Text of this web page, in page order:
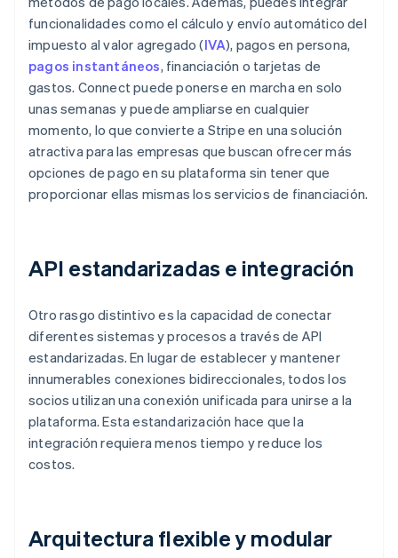
funcionalidades como el cálculo y envío automático del
impuesto al valor agregado (IVA), pagos en persona,
pagos instantáneos, financiación o tarjetas de
gastos. Connect puede ponerse en marcha en solo
unas semanas y puede ampliarse en cualquier
momento, lo que convierte a Stripe en una solución
atractiva para las empresas que buscan ofrecer más
opciones de pago en su plataforma sin tener que
proporcionar ellas mismas los servicios de financiación.
API estandarizadas e integración
Otro rasgo distintivo es la capacidad de conectar
diferentes sistemas y procesos a través de API
estandarizadas. En lugar de establecer y mantener
innumerables conexiones bidireccionales, todos los
socios utilizan una conexión unificada para unirse a la
plataforma. Esta estandarización hace que la
integración requiera menos tiempo y reduce los
costos.
Arquitectura flexible y modular